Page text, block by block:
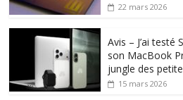
22 mars 2026
Avis – J’ai testé
son MacBook
jungle des
15 mars 2026